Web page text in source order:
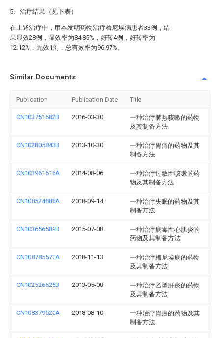
5、治疗结果（见下表）
在上述治疗中，用本发明药物治疗梅尼埃病患者33例，结
果显效28例，显效率为84.85%，好转4例，好转率为
12.12%，无效1例，总有效率为96.97%。
Similar Documents
Publication Publication Date Title
CN103751682B 2016-03-30
一种治疗肺热咳嗽的药物
及其制备方法
CN102805843B 2013-10-30
一种治疗胃痛的药物及其
制备方法
CN103961616A 2014-08-06
一种治疗过敏性咳嗽的药
物及其制备方法
CN108524888A 2018-09-14
一种治疗失眠的药物及其
制备方法
CN103656589B 2015-07-08
一种治疗病毒性心肌炎的
药物及其制备方法
CN108785570A 2018-11-13
一种治疗梅尼埃病的药物
及其制备方法
CN102526625B 2013-05-08
一种治疗乙型肝炎的药物
及其制备方法
CN108379520A 2018-08-10
一种治疗胃癌的药物及其
制备方法